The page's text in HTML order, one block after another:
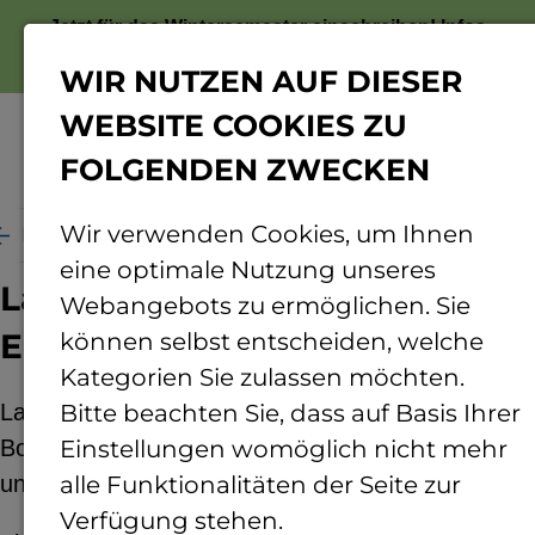
Jetzt für das Wintersemester einschreiben!Infos
Projekte Lachgas- u Kohlensoff aus dem Boden
Lachgas- und Kohlenstoff-
Emissionen aus dem Boden
Lachgas- und Kohlenstoff-Emissionen aus dem
Boden in Abhängigkeit von der Bodenbearbeitung
und der Gründüngung
WIR NUTZEN AUF DIESER
WEBSITE COOKIES ZU
FOLGENDEN ZWECKEN
Wir verwenden Cookies, um Ihnen
eine optimale Nutzung unseres
Webangebots zu ermöglichen. Sie
können selbst entscheiden, welche
Kategorien Sie zulassen möchten.
Bitte beachten Sie, dass auf Basis Ihrer
Einstellungen womöglich nicht mehr
alle Funktionalitäten der Seite zur
Verfügung stehen.